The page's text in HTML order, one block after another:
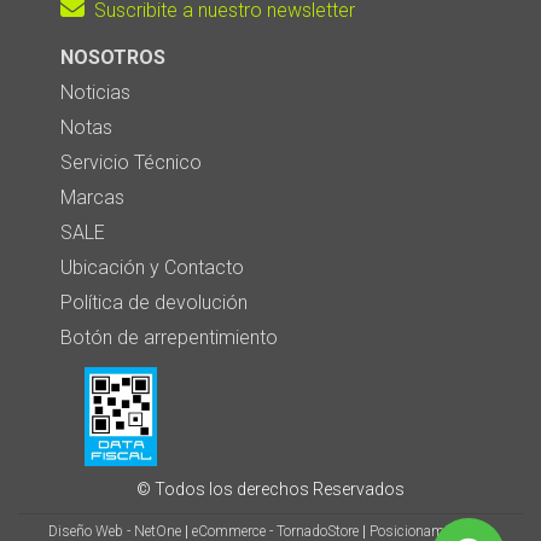
Suscribite a nuestro newsletter
NOSOTROS
Noticias
Notas
Servicio Técnico
Marcas
SALE
Ubicación y Contacto
Política de devolución
Botón de arrepentimiento
© Todos los derechos Reservados
Diseño Web - NetOne | eCommerce - TornadoStore | Posicionamiento en